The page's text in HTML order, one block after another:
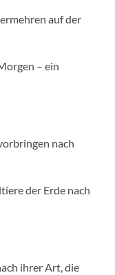
auf der
– ein
nach
der Erde nach
ihrer Art, die